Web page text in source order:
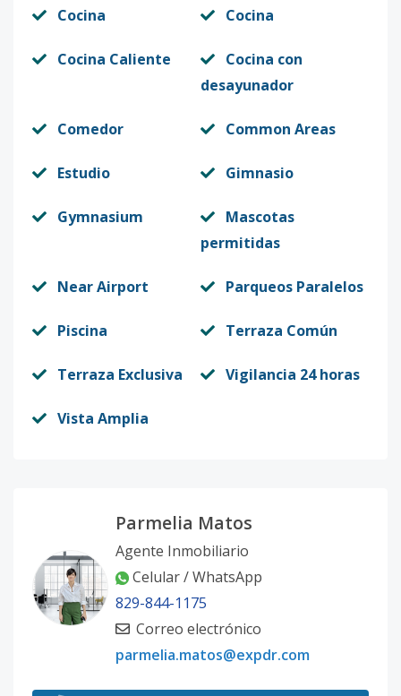
Cocina Cocina
Cocina Caliente
Cocina con
desayunador
Comedor Common Areas
Estudio Gimnasio
Gymnasium
Mascotas
permitidas
Near Airport Parqueos Paralelos
Piscina Terraza Común
Terraza Exclusiva Vigilancia 24 horas
Vista Amplia
Parmelia Matos
Agente Inmobiliario
Celular / WhatsApp
829-844-1175
Correo electrónico
parmelia.matos@expdr.com